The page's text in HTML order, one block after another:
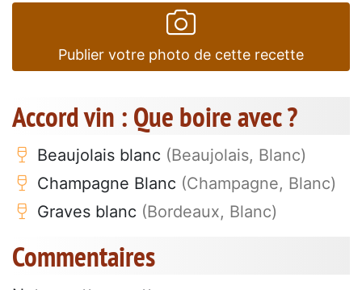
Publier votre photo de cette recette
Accord vin : Que boire avec ?
Beaujolais blanc (Beaujolais, Blanc)
Champagne Blanc (Champagne, Blanc)
Graves blanc (Bordeaux, Blanc)
Commentaires